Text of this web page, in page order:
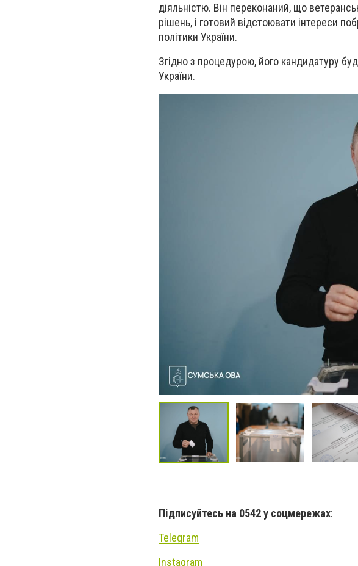
діяльністю. Він переконаний, що
рішень, і готовий відстоювати інтереси
політики України.
Згідно з процедурою, його кандидатуру
України.
Підписуйтесь на 0542 у соцмережах:
Telegram
Instagram